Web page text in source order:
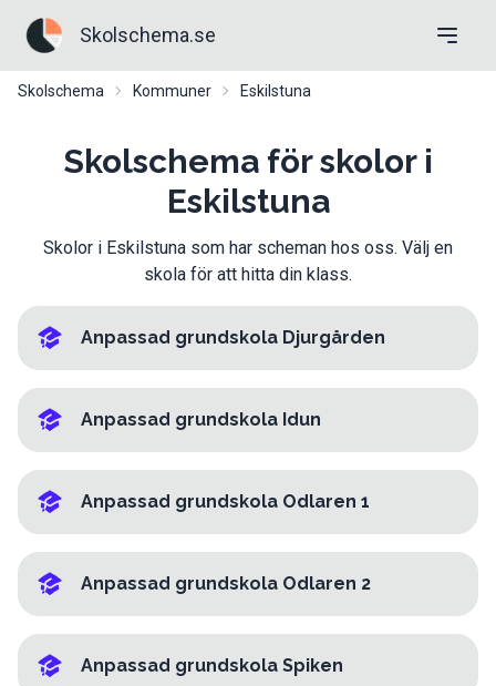
Skolschema.se
Skolschema Kommuner Eskilstuna
Skolschema för skolor i
Eskilstuna
Skolor i Eskilstuna som har scheman hos oss. Välj en
skola för att hitta din klass.
Anpassad grundskola Djurgården
Anpassad grundskola Idun
Anpassad grundskola Odlaren 1
Anpassad grundskola Odlaren 2
Anpassad grundskola Spiken